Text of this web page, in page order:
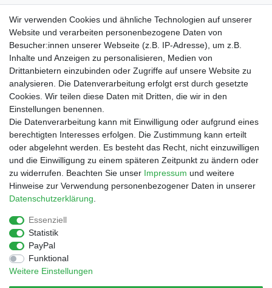
Material: 100% Polyester
Shop
Zahlungs- und Versandbedingungen
Warenkorb
Kasse
Mein Konto
Kontakt
Facebook
Service
Impressum
Widerrufs­recht
Wir verwenden Cookies und ähnliche Technologien auf unserer
Website und verarbeiten personenbezogene Daten von
Besucher:innen unserer Webseite (z.B. IP-Adresse), um z.B.
Inhalte und Anzeigen zu personalisieren, Medien von
Drittanbietern einzubinden oder Zugriffe auf unsere Website zu
analysieren. Die Datenverarbeitung erfolgt erst durch gesetzte
Cookies. Wir teilen diese Daten mit Dritten, die wir in den
Einstellungen benennen.
Die Datenverarbeitung kann mit Einwilligung oder aufgrund eines
berechtigten Interesses erfolgen. Die Zustimmung kann erteilt
oder abgelehnt werden. Es besteht das Recht, nicht einzuwilligen
und die Einwilligung zu einem späteren Zeitpunkt zu ändern oder
zu widerrufen. Beachten Sie unser Impressum und weitere
Hinweise zur Verwendung personenbezogener Daten in unserer
Daten­schutz­erklärung
Essenziell
Statistik
PayPal
Funktional
Weitere Einstellungen